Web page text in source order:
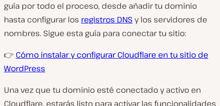
guía por todo el proceso, desde añadir tu dominio
hasta configurar los registros DNS y los servidores de
nombres. Sigue esta guía para conectar tu sitio:
👉 Cómo instalar y configurar Cloudflare en tu sitio de
WordPress
Una vez que tu dominio esté conectado y activo en
Cloudflare, estarás listo para activar las funcionalidades